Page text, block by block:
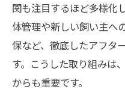
関も注目するほど多様化
体管理や新しい飼い主へ
保など、徹底したアフタ
す。こうした取り組みは
からも重要です。